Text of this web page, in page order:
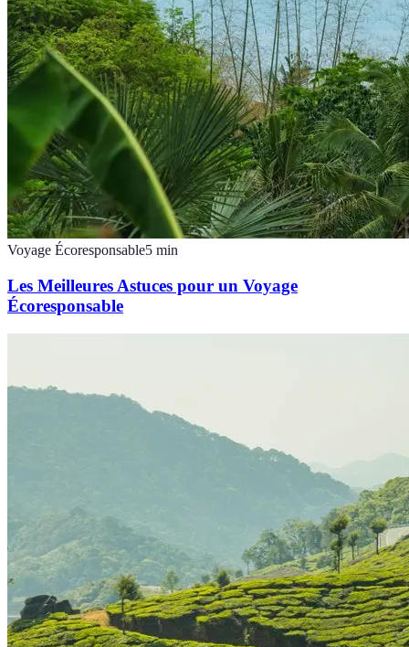
Voyage Écoresponsable5 min
Les Meilleures Astuces pour un Voyage
Écoresponsable